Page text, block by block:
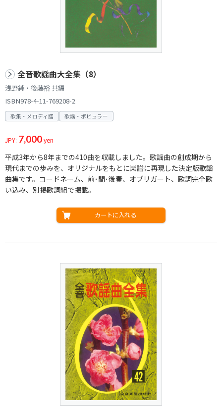
全音歌謡曲大全集（8）
浅野純・後藤裕 共編
ISBN978-4-11-769208-2
歌集・メロディ譜 歌謡・ポピュラー
JPY: 7,000yen
平成3年から8年までの410曲を収載しました。歌謡曲の創成期から
現代までの歩みを、オリジナルをもとに楽譜に再現した決定版歌謡
曲集です。コードネーム、前･間･後奏、オブリガート、歌詞完全歌
い込み、別掲歌詞組で掲載。
カートに入れる